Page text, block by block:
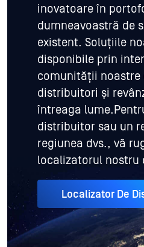
inovatoare în
dumneavoastră de
existent. Soluțiile
disponibile prin
comunității noastre
distribuitori și
întreaga
distribuitor sau un
regiunea dvs., vă
localizatorul nostru
Localizator De